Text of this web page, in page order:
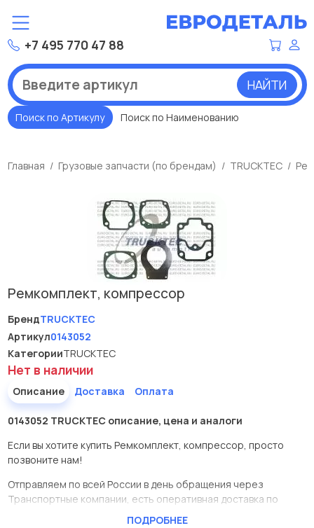
+7 495 770 47 88
НАЙТИ
Поиск по Артикулу Поиск по Наименованию
Главная Грузовые запчасти (по брендам) TRUCKTEC
Ремкомплект, компрессор
БрендTRUCKTEC
Артикул0143052
КатегорииTRUCKTEC
Нет в наличии
Описание Доставка Оплата
0143052 TRUCKTEC описание, цена и аналоги
Если вы хотите купить Ремкомплект, компрессор, просто
позвоните нам!
Отправляем по всей России в день обращения через
Транспортные компании, есть оперативная доставка по
ПОДРОБНЕЕ